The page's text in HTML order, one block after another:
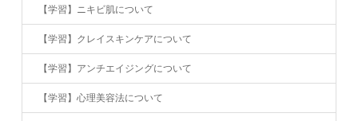
【学習】ニキビ肌について
【学習】クレイスキンケアについて
【学習】アンチエイジングについて
【学習】心理美容法について